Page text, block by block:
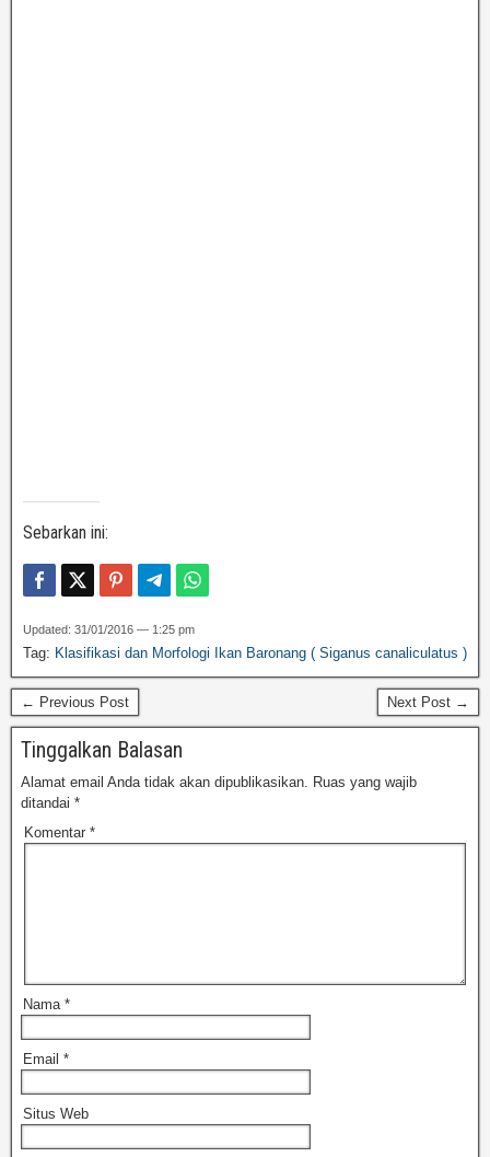
Sebarkan ini:
Updated: 31/01/2016 — 1:25 pm
Tag: Klasifikasi dan Morfologi Ikan Baronang ( Siganus canaliculatus )
← Previous Post Next Post →
Tinggalkan Balasan
Alamat email Anda tidak akan dipublikasikan. Ruas yang wajib
ditandai *
Komentar *
Nama *
Email *
Situs Web